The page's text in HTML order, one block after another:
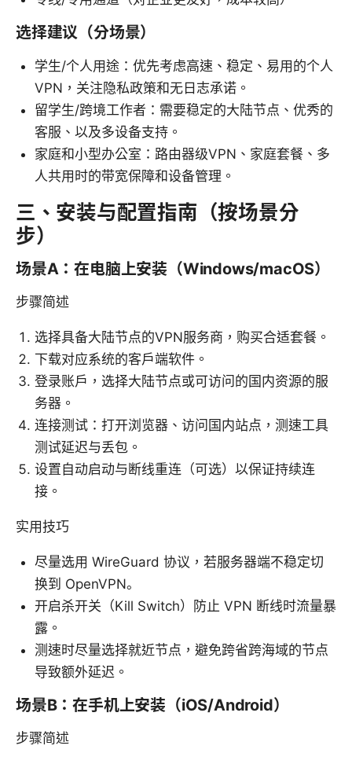
选择建议（分场景）
学生/个人用途：优先考虑高速、稳定、易用的个人
VPN，关注隐私政策和无日志承诺。
留学生/跨境工作者：需要稳定的大陆节点、优秀的
客服、以及多设备支持。
家庭和小型办公室：路由器级VPN、家庭套餐、多
人共用时的带宽保障和设备管理。
三、安装与配置指南（按场景分
步）
场景A：在电脑上安装（Windows/macOS）
步骤简述
选择具备大陆节点的VPN服务商，购买合适套餐。
下载对应系统的客户端软件。
登录账户，选择大陆节点或可访问的国内资源的服
务器。
连接测试：打开浏览器、访问国内站点，测速工具
测试延迟与丢包。
设置自动启动与断线重连（可选）以保证持续连
接。
实用技巧
尽量选用 WireGuard 协议，若服务器端不稳定切
换到 OpenVPN。
开启杀开关（Kill Switch）防止 VPN 断线时流量暴
露。
测速时尽量选择就近节点，避免跨省跨海域的节点
导致额外延迟。
场景B：在手机上安装（iOS/Android）
步骤简述